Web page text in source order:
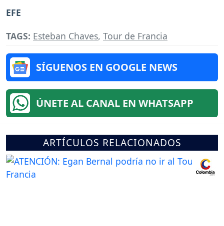
EFE
TAGS: Esteban Chaves, Tour de Francia
SÍGUENOS EN GOOGLE NEWS
ÚNETE AL CANAL EN WHATSAPP
ARTÍCULOS RELACIONADOS